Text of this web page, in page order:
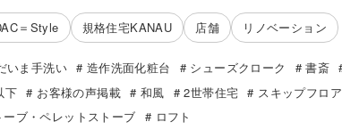
＝Style 規格住宅KANAU 店舗 リノベーション
いま手洗い 造作洗面化粧台 シューズクローク 書斎
下 お客様の声掲載 和風 2世帯住宅 スキップフロア
ーブ・ペレットストーブ
ロフト